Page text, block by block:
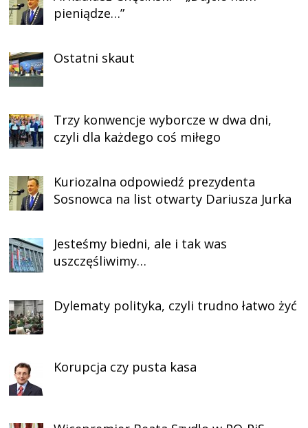
pieniądze…”
Ostatni skaut
Trzy konwencje wyborcze w dwa dni,
czyli dla każdego coś miłego
Kuriozalna odpowiedź prezydenta
Sosnowca na list otwarty Dariusza Jurka
Jesteśmy biedni, ale i tak was
uszczęśliwimy…
Dylematy polityka, czyli trudno łatwo żyć
Korupcja czy pusta kasa